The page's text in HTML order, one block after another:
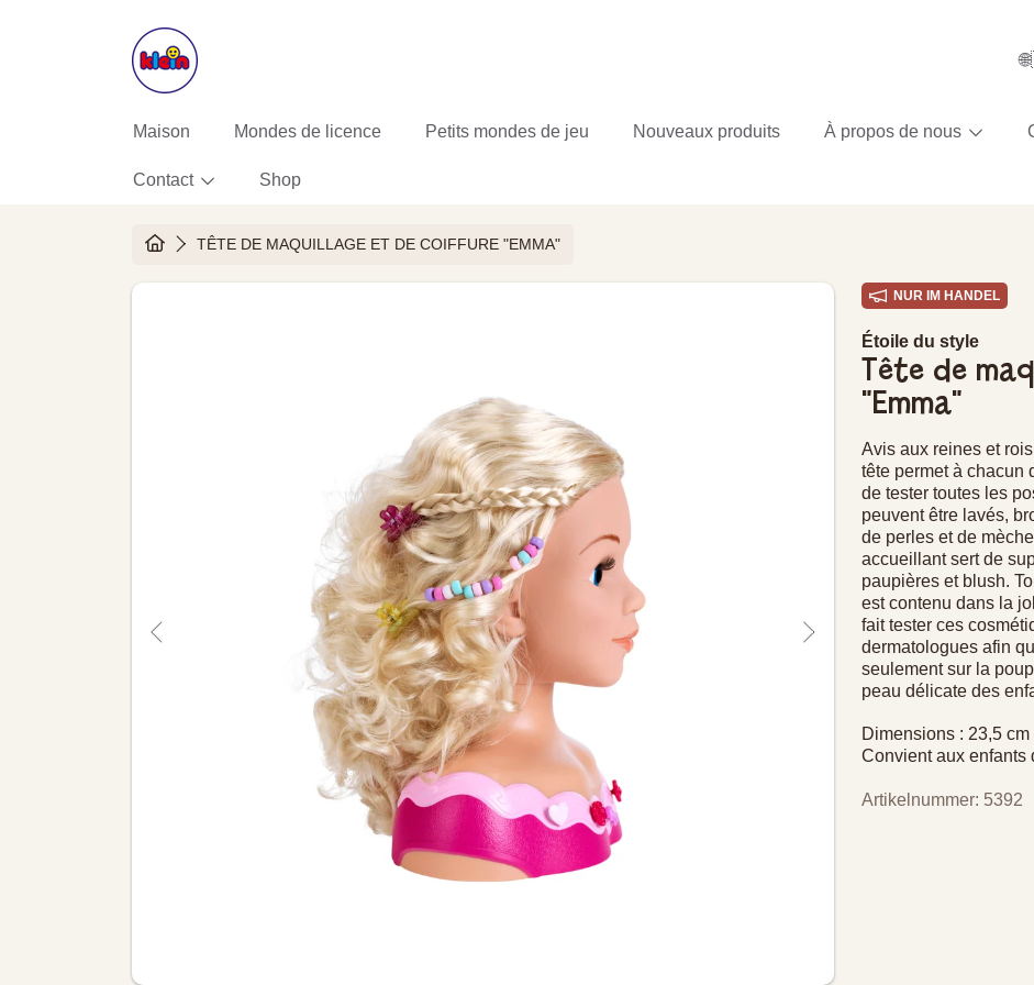
ALLER AU CONTENU
Maison Mondes de licence Petits mondes de jeu Nouveaux produits À propos de nous
Contact Shop
HOMETÊTE DE MAQUILLAGE ET DE COIFFURE "EMMA"
NUR IM HANDEL
Étoile du style
Tête de
"Emma"
Avis aux reines et
tête permet à chacun
de tester toutes les
peuvent être lavés,
de perles et de
accueillant sert de
paupières et blush.
est contenu dans la
fait tester ces
dermatologues afin
seulement sur la
peau délicate des
Dimensions : 23,5
Convient aux enfants
Artikelnummer: 5392